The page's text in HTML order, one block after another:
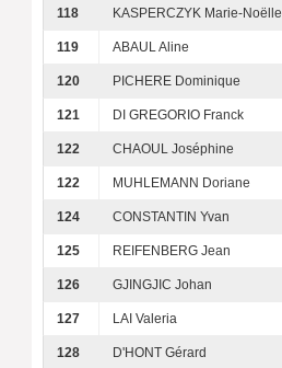
118 KASPERCZYK Marie-Noëlle
119 ABAUL Aline
120 PICHERE Dominique
121 DI GREGORIO Franck
122 CHAOUL Joséphine
122 MUHLEMANN Doriane
124 CONSTANTIN Yvan
125 REIFENBERG Jean
126 GJINGJIC Johan
127 LAI Valeria
128 D'HONT Gérard